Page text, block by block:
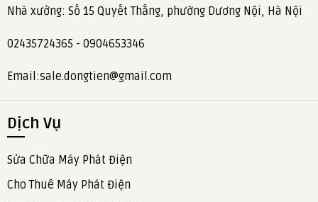
Nhà xưởng: Số 15 Quyết Thắng, phường Dương Nội, Hà Nội
02435724365 - 0904653346
Email:sale.dongtien@gmail.com
Dịch Vụ
Sửa Chữa Máy Phát Điện
Cho Thuê Máy Phát Điện